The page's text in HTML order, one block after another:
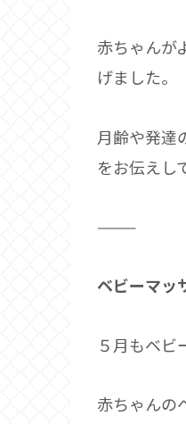
赤ちゃんが
げました。
月齢や発達
をお伝えし
⸻
ベビーマッ
５月もベビ
赤ちゃんの